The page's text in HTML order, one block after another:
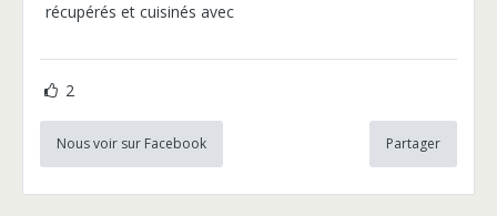
récupérés et cuisinés avec
2
Nous voir sur Facebook Partager